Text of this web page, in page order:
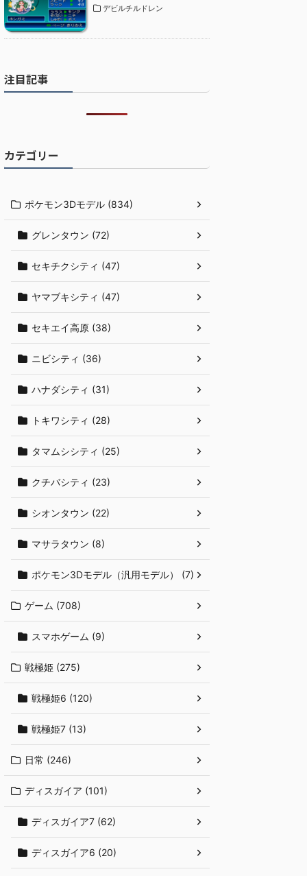
デビルチルドレン
注目記事
カテゴリー
ポケモン3Dモデル (834)
グレンタウン (72)
セキチクシティ (47)
ヤマブキシティ (47)
セキエイ高原 (38)
ニビシティ (36)
ハナダシティ (31)
トキワシティ (28)
タマムシシティ (25)
クチバシティ (23)
シオンタウン (22)
マサラタウン (8)
ポケモン3Dモデル（汎用モデル） (7)
ゲーム (708)
スマホゲーム (9)
戦極姫 (275)
戦極姫6 (120)
戦極姫7 (13)
日常 (246)
ディスガイア (101)
ディスガイア7 (62)
ディスガイア6 (20)